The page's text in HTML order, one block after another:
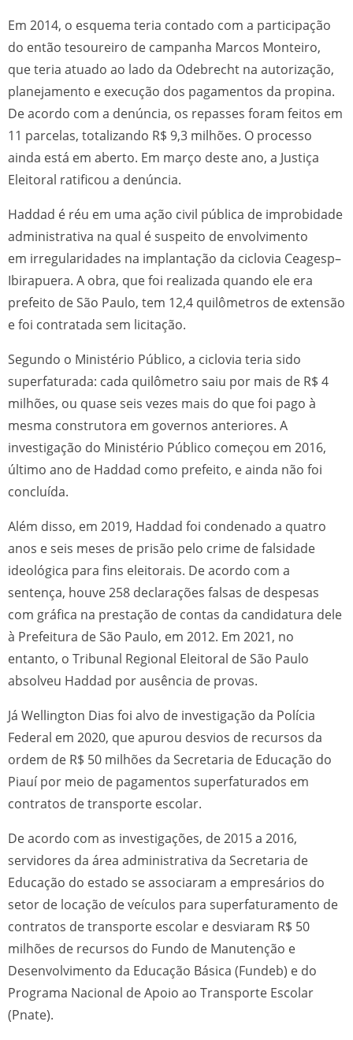
Em 2014, o esquema teria contado com a participação
do então tesoureiro de campanha Marcos Monteiro,
que teria atuado ao lado da Odebrecht na autorização,
planejamento e execução dos pagamentos da propina.
De acordo com a denúncia, os repasses foram feitos em
11 parcelas, totalizando R$ 9,3 milhões. O processo
ainda está em aberto. Em março deste ano, a Justiça
Eleitoral ratificou a denúncia.
Haddad é réu em uma ação civil pública de improbidade
administrativa na qual é suspeito de envolvimento
em irregularidades na implantação da ciclovia Ceagesp–
Ibirapuera. A obra, que foi realizada quando ele era
prefeito de São Paulo, tem 12,4 quilômetros de extensão
e foi contratada sem licitação.
Segundo o Ministério Público, a ciclovia teria sido
superfaturada: cada quilômetro saiu por mais de R$ 4
milhões, ou quase seis vezes mais do que foi pago à
mesma construtora em governos anteriores. A
investigação do Ministério Público começou em 2016,
último ano de Haddad como prefeito, e ainda não foi
concluída.
Além disso, em 2019, Haddad foi condenado a quatro
anos e seis meses de prisão pelo crime de falsidade
ideológica para fins eleitorais. De acordo com a
sentença, houve 258 declarações falsas de despesas
com gráfica na prestação de contas da candidatura dele
à Prefeitura de São Paulo, em 2012. Em 2021, no
entanto, o Tribunal Regional Eleitoral de São Paulo
absolveu Haddad por ausência de provas.
Já Wellington Dias foi alvo de investigação da Polícia
Federal em 2020, que apurou desvios de recursos da
ordem de R$ 50 milhões da Secretaria de Educação do
Piauí por meio de pagamentos superfaturados em
contratos de transporte escolar.
De acordo com as investigações, de 2015 a 2016,
servidores da área administrativa da Secretaria de
Educação do estado se associaram a empresários do
setor de locação de veículos para superfaturamento de
contratos de transporte escolar e desviaram R$ 50
milhões de recursos do Fundo de Manutenção e
Desenvolvimento da Educação Básica (Fundeb) e do
Programa Nacional de Apoio ao Transporte Escolar
(Pnate).